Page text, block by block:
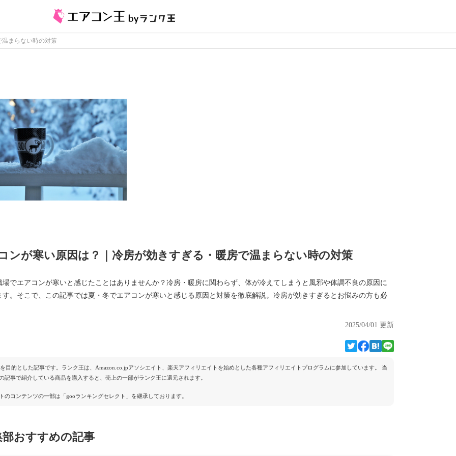
まらない時の対策
ンが寒い原因は？｜冷房が効きすぎる・暖房で温まらない時の対策
場でエアコンが寒いと感じたことはありませんか？冷房・暖房に関わらず、体が冷えてしまうと風邪や体調不良の原因に
す。そこで、この記事では夏・冬でエアコンが寒いと感じる原因と対策を徹底解説。冷房が効きすぎるとお悩みの方も必
2025/04/01 更新
目的とした記事です。ランク王は、Amazon.co.jpアソシエイト、楽天アフィリエイトを始めとした各種アフィリエイトプログラムに参加しています。 当
記事で紹介している商品を購入すると、売上の一部がランク王に還元されます。
のコンテンツの一部は「gooランキングセレクト」を継承しております。
部おすすめの記事